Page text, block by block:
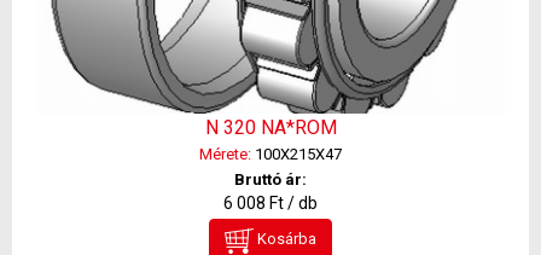
N 320 NA*ROM
Mérete: 100X215X47
Bruttó ár:
6 008 Ft / db
Kosárba